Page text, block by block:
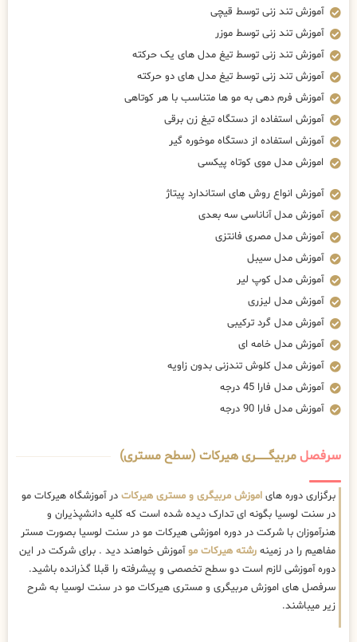
آموزش تند زنی توسط قیچی
آموزش تند زنی توسط موزر
آموزش تند زنی توسط تیغ مدل های یک حرکته
آموزش تند زنی توسط تیغ مدل های دو حرکته
آموزش فرم دهی به مو ها متناسب با هر کوتاهی
آموزش استفاده از دستگاه تیغ زن برقی
آموزش استفاده از دستگاه موخوره گیر
اموزش مدل موی کوتاه پیکسی
آموزش انواع روش های استاندارد پیتاژ
آموزش مدل آناناسی سه بعدی
آموزش مدل مصری فانتزی
آموزش مدل سیبل
آموزش مدل کوپ لیر
آموزش مدل لیزری
آموزش مدل گرد ترکیبی
آموزش مدل خامه ای
آموزش مدل کلوش تندزنی بدون زاویه
آموزش مدل فارا 45 درجه
آموزش مدل فارا 90 درجه
سرفصلمربیگــــــــری هیرکات (سطح مستری)
برگزاری دوره های اموزش مربیگری و مستری هیرکات در آموزشگاه هیرکات مو
در سنت لوسیا بگونه ای تدارک دیده شده است که کلیه دانشپذیران و
هنرآموزان با شرکت در دوره اموزشی هیرکات مو در سنت لوسیا بصورت مستر
مفاهیم را در زمینه رشته هیرکات موآموزش خواهند دید . برای شرکت در این
دوره آموزشی لازم است دو سطح تخصصی و پیشرفته را قبلا گذرانده باشید.
سرفصل های اموزش مربیگری و مستری هیرکات مو در سنت لوسیا به شرح
زیر میباشند.